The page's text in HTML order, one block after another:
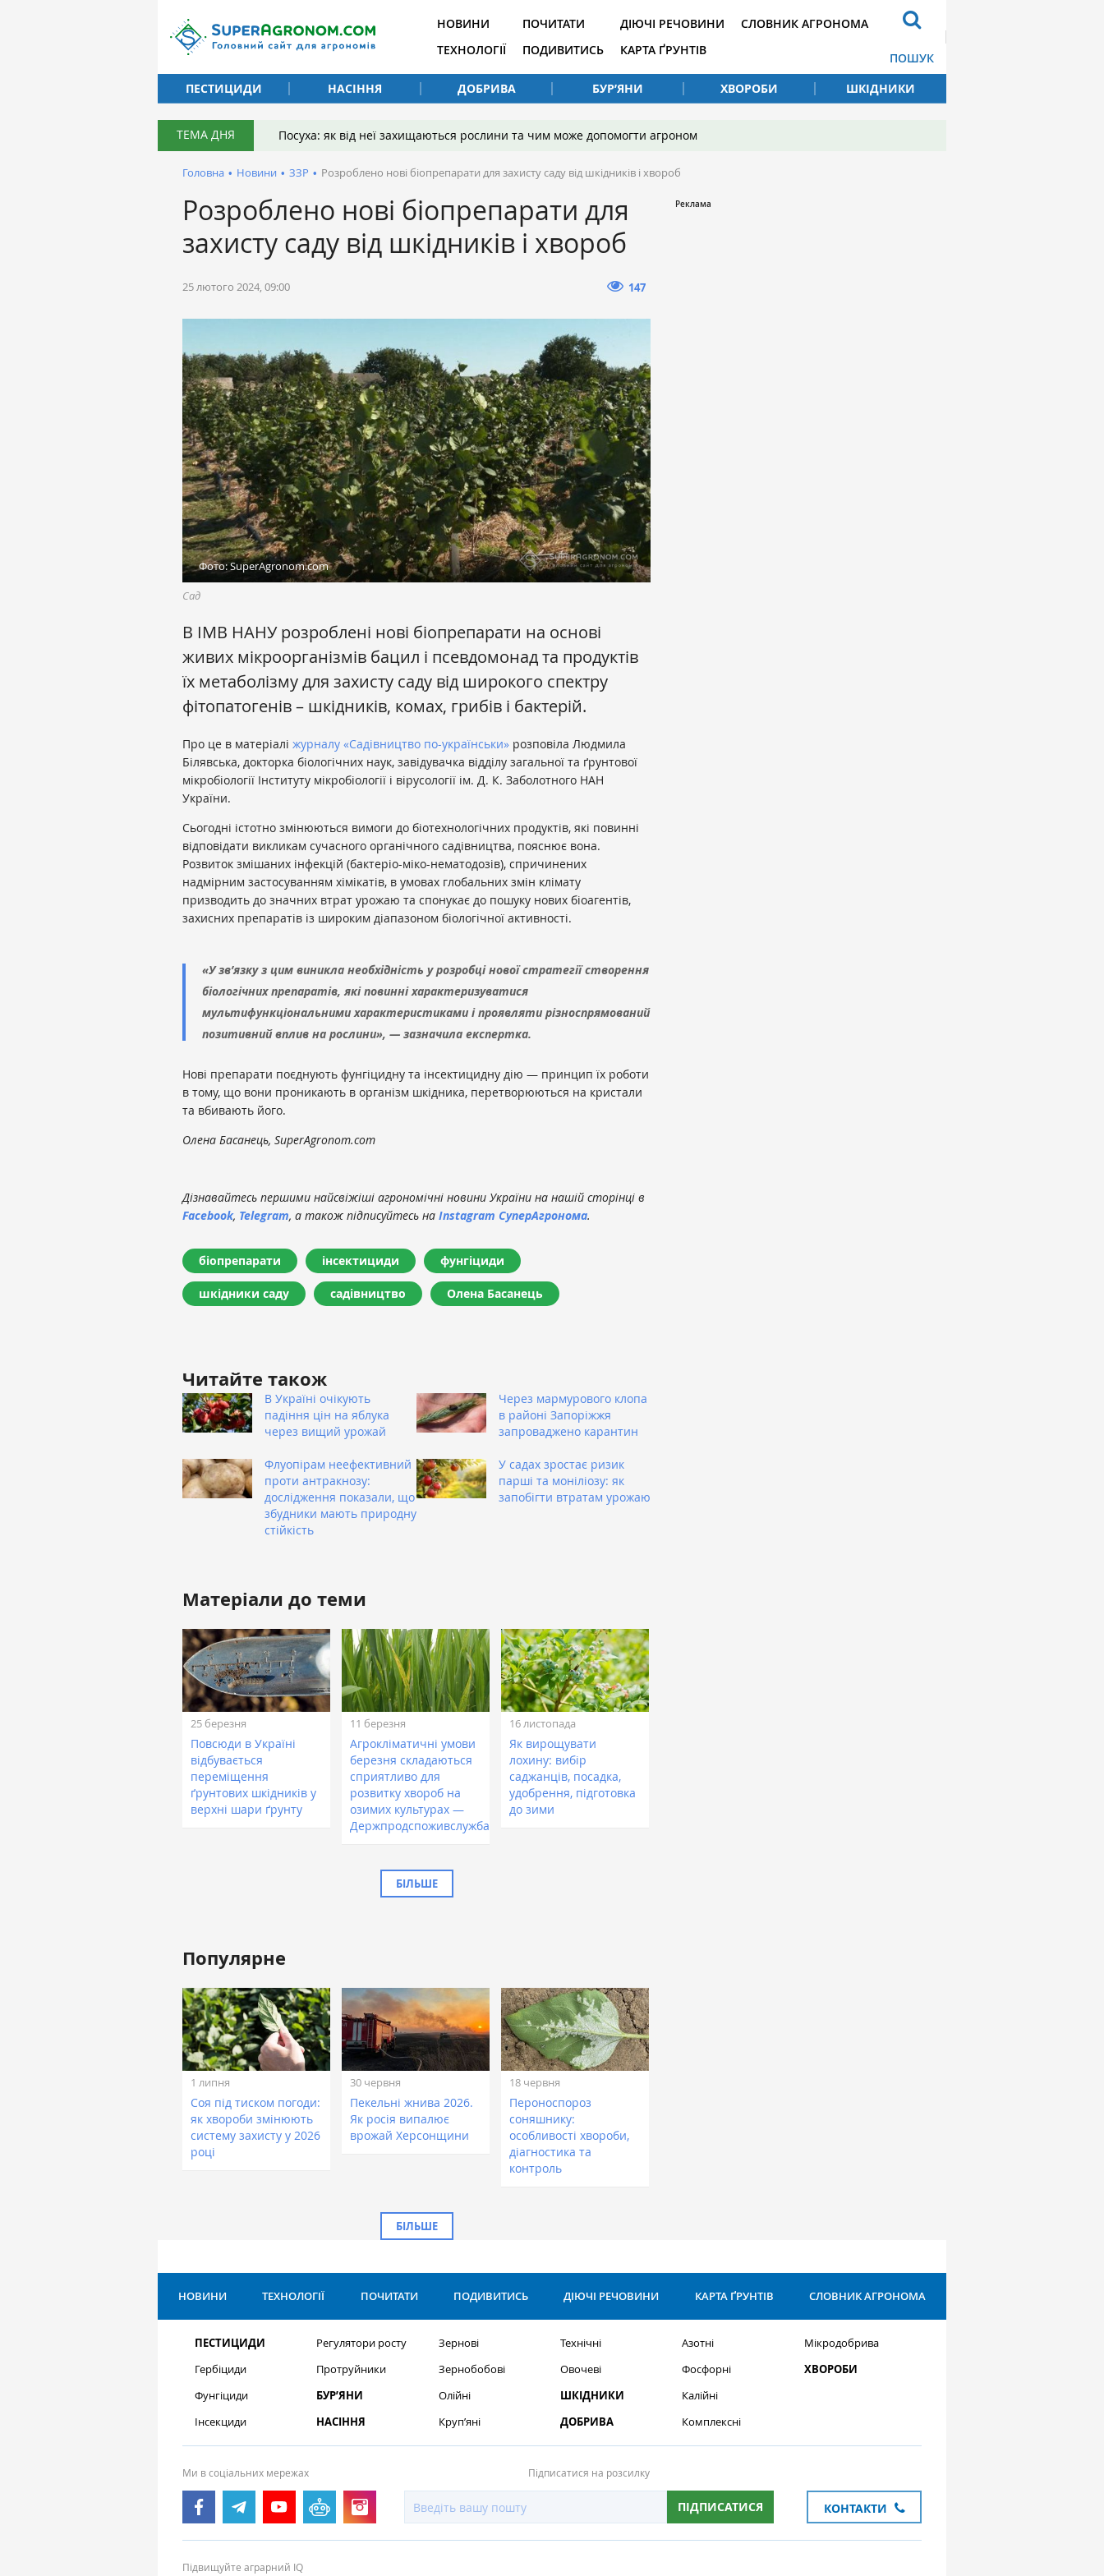
НОВИНИ
ТЕХНОЛОГІЇ
ПОЧИТАТИ
ПОДИВИТИСЬ
ДІЮЧІ РЕЧОВИНИ
КАРТА ҐРУНТІВ
СЛОВНИК АГРОНОМА
ПОШУК
ПЕСТИЦИДИ
НАСІННЯ ДОБРИВА БУР’ЯНИ ХВОРОБИ ШКІДНИКИ
ТЕМА ДНЯ Посуха: як від неї захищаються рослини та чим може допомогти агроном
Головна • Новини • ЗЗР • Розроблено нові біопрепарати для захисту саду від шкідників і хвороб
Розроблено нові біопрепарати для
захисту саду від шкідників і хвороб
25 лютого 2024, 09:00 147
Фото: SuperAgronom.com
Сад
В ІМВ НАНУ розроблені нові біопрепарати на основі
живих мікроорганізмів бацил і псевдомонад та продуктів
їх метаболізму для захисту саду від широкого спектру
фітопатогенів – шкідників, комах, грибів і бактерій.
Про це в матеріалі журналу «Садівництво по-українськи» розповіла Людмила
Білявська, докторка біологічних наук, завідувачка відділу загальної та ґрунтової
мікробіології Інституту мікробіології і вірусології ім. Д. К. Заболотного НАН
України.
Сьогодні істотно змінюються вимоги до біотехнологічних продуктів, які повинні
відповідати викликам сучасного органічного садівництва, пояснює вона.
Розвиток змішаних інфекцій (бактеріо-міко-нематодозів), спричинених
надмірним застосуванням хімікатів, в умовах глобальних змін клімату
призводить до значних втрат урожаю та спонукає до пошуку нових біоагентів,
захисних препаратів із широким діапазоном біологічної активності.
«У зв’язку з цим виникла необхідність у розробці нової стратегії створення
біологічних препаратів, які повинні характеризуватися
мультифункціональними характеристиками і проявляти різноспрямований
позитивний вплив на рослини», — зазначила експертка.
Нові препарати поєднують фунгіцидну та інсектицидну дію — принцип їх роботи
в тому, що вони проникають в організм шкідника, перетворюються на кристали
та вбивають його.
Олена Басанець, SuperAgronom.com
Дізнавайтесь першими найсвіжіші агрономічні новини України на нашій сторінці в
Facebook, Telegram, а також підписуйтесь на Instagram СуперАгронома.
біопрепарати інсектициди фунгіциди
шкідники саду садівництво Олена Басанець
Читайте також
В Україні очікують
падіння цін на яблука
через вищий урожай
Через мармурового клопа
в районі Запоріжжя
запроваджено карантин
Флуопірам неефективний
проти антракнозу:
дослідження показали, що
збудники мають природну
стійкість
У садах зростає ризик
парші та моніліозу: як
запобігти втратам урожаю
Матеріали до теми
25 березня
Повсюди в Україні
відбувається
переміщення
ґрунтових шкідників у
верхні шари ґрунту
11 березня
Агрокліматичні умови
березня складаються
сприятливо для
розвитку хвороб на
озимих культурах —
Держпродспоживслужба
16 листопада
Як вирощувати
лохину: вибір
саджанців, посадка,
удобрення, підготовка
до зими
БІЛЬШЕ
Популярне
1 липня
Соя під тиском погоди:
як хвороби змінюють
систему захисту у 2026
році
30 червня
Пекельні жнива 2026.
Як росія випалює
врожай Херсонщини
18 червня
Пероноспороз
соняшнику:
особливості хвороби,
діагностика та
контроль
БІЛЬШЕ
НОВИНИ ТЕХНОЛОГІЇ ПОЧИТАТИ ПОДИВИТИСЬ ДІЮЧІ РЕЧОВИНИ КАРТА ҐРУНТІВ СЛОВНИК АГРОНОМА
ПЕСТИЦИДИ
Гербіциди
Фунгіциди
Інсекциди
Регулятори росту
Протруйники
БУР’ЯНИ
НАСІННЯ
Зернові
Зернобобові
Олійні
Круп’яні
Технічні
Овочеві
ШКІДНИКИ
ДОБРИВА
Азотні
Фосфорні
Калійні
Комплексні
Мікродобрива
ХВОРОБИ
Ми в соціальних мережах Підписатися на розсилку
ПІДПИСАТИСЯ КОНТАКТИ
Підвищуйте аграрний IQ